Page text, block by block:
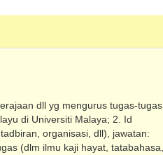
dll yg mengurus tugas-tugas
di Universiti Malaya; 2. Id
organisasi, dll), jawatan:
(dlm ilmu kaji hayat, tatabahasa,